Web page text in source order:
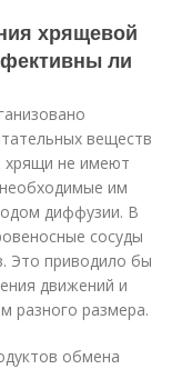
хрящевой
ли
веществ
хрящи не имеют
им
диффузии. В
сосуды
Это приводило бы
движений и
разного размера.
обмена